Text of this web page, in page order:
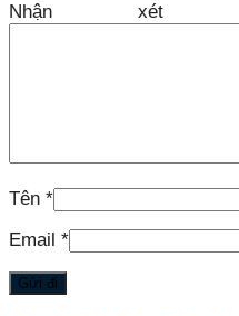
Nhận
Tên *
Email *